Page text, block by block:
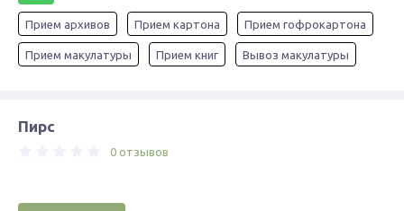
Прием архивов Прием картона Прием гофрокартона
Прием макулатуры Прием книг Вывоз макулатуры
Пирс
0 отзывов